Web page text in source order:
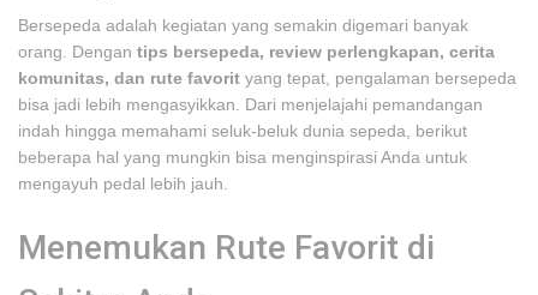
Bersepeda adalah kegiatan yang semakin digemari banyak
orang. Dengan tips bersepeda, review perlengkapan, cerita
komunitas, dan rute favorit yang tepat, pengalaman bersepeda
bisa jadi lebih mengasyikkan. Dari menjelajahi pemandangan
indah hingga memahami seluk-beluk dunia sepeda, berikut
beberapa hal yang mungkin bisa menginspirasi Anda untuk
mengayuh pedal lebih jauh.
Menemukan Rute Favorit di